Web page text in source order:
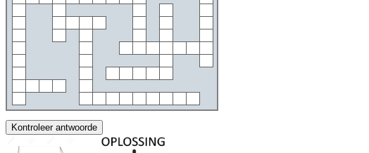
Kontroleer antwoorde